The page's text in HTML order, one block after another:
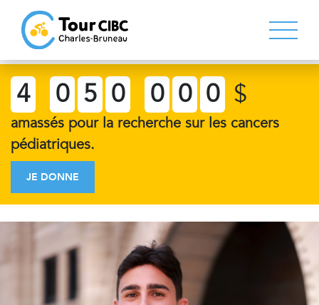
4 0 5 0 0 0 0 $
amassés pour la recherche sur les cancers
pédiatriques.
JE DONNE